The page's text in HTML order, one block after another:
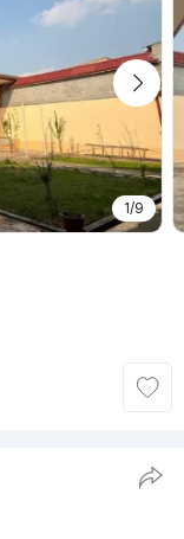
1/9